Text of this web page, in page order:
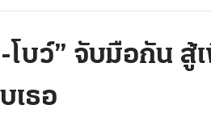
โบว์” จับมือกัน สู้
เธอ